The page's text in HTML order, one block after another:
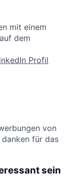
mit einem
dem
Profil
von
für das
sein